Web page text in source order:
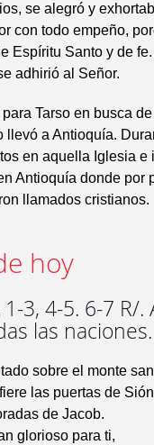
se alegró y
con todo empeño,
Espíritu Santo y de
adhirió al Señor.
Tarso en busca
llevó a Antioquía.
en aquella Iglesia e
Antioquía donde por
llamados cristianos.
hoy
3, 4-5. 6-7 R/.
las naciones.
sobre el monte
las puertas de Sión
de Jacob.
glorioso para ti,